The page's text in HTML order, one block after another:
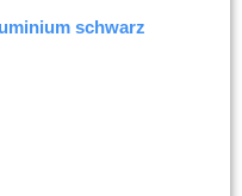
schwarz